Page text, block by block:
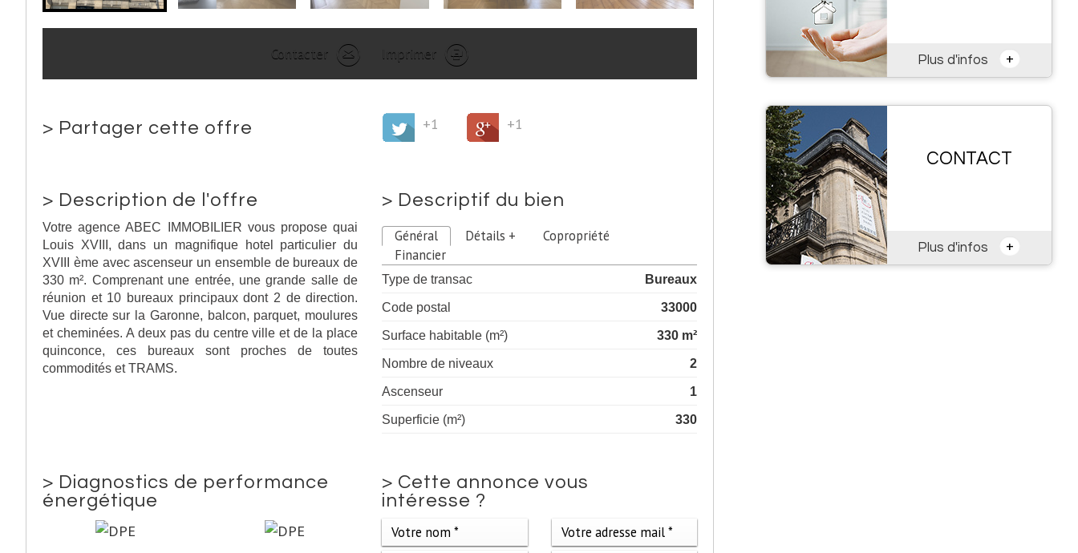
Contacter Imprimer
> Partager cette offre +1 +1
> Description de l'offre
Votre agence ABEC IMMOBILIER vous propose quai
Louis XVIII, dans un magnifique hotel particulier du
XVIII ème avec ascenseur un ensemble de bureaux de
330 m². Comprenant une entrée, une grande salle de
réunion et 10 bureaux principaux dont 2 de direction.
Vue directe sur la Garonne, balcon, parquet, moulures
et cheminées. A deux pas du centre ville et de la place
quinconce, ces bureaux sont proches de toutes
commodités et TRAMS.
> Descriptif du bien
Général Détails +
Copropriété
Financier
Type de transac
Bureaux
Code postal
33000
Surface habitable (m²)
330 m²
Nombre de niveaux
2
Ascenseur
1
Superficie (m²)
330
> Diagnostics de performance
énergétique
> Cette annonce vous
intéresse ?
Plus d'infos +
CONTACT
Plus d'infos +